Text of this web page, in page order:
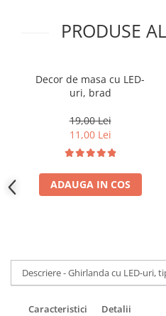
Motocultoare
Produse uz casnic
Seminee electrice
Convectoare si aeroterme
PRODUSE
Decor de masa cu LED-
uri, brad
19,00 Lei
11,00 Lei
ADAUGA IN COS
Descriere - Ghirlanda cu LED-uri,
Caracteristici
Detalii